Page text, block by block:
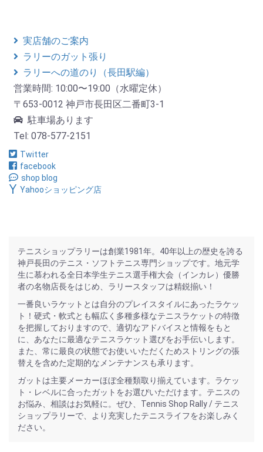
実店舗のご案内
ラリーのガット張り
ラリーへの道のり（長田駅編）
営業時間: 10:00〜19:00（水曜定休）
〒653-0012 神戸市長田区二番町3-1
駐車場あります
Tel: 078-577-2151
Twitter
facebook
shop blog
Yahooショッピング店
テニスショップラリーは創業1981年。40年以上の歴史を誇る
神戸長田のテニス・ソフトテニス専門ショップです。地元学
生に慕われる全日本学生テニス選手権大会（インカレ）優勝
者の名物店長をはじめ、ラリースタッフは精鋭揃い！
一番良いラケットとは自分のプレイスタイルにあったラケッ
ト！硬式・軟式とも幅広く多種多様なテニスラケットの特徴
を把握しておりますので、適切なアドバイスと情報をもと
に、あなたに最適なテニスラケット選びをお手伝いします。
また、常に最良の状態でお使いいただくためストリングの張
替えを含めた定期的なメンテナンスも承ります。
ガットは主要メーカーほぼ全種類取り揃えています。ラケッ
ト・レベルに合ったガットをお選びいただけます。テニスの
お悩み、相談はお気軽に。ぜひ、Tennis Shop Rally / テニス
ショップラリーで、より充実したテニスライフをお楽しみく
ださい。